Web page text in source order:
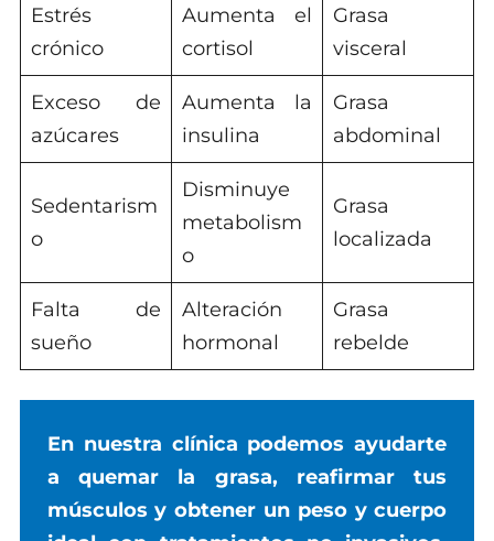
Estrés
crónico
Aumenta el
cortisol
Grasa
visceral
Exceso de
azúcares
Aumenta la
insulina
Grasa
abdominal
Sedentarism
o
Disminuye
metabolism
o
Grasa
localizada
Falta de
sueño
Alteración
hormonal
Grasa
rebelde
En nuestra clínica podemos ayudarte
a quemar la grasa, reafirmar tus
músculos y obtener un peso y cuerpo